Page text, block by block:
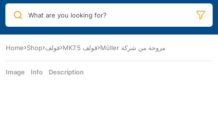
What are you looking for?
Home Shop قولف MK7.5 قولف Müller مروحة من شركة
Image Info Description